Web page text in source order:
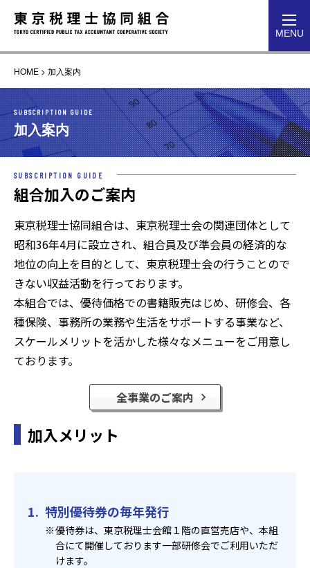
MENU
HOME > 加入案内
SUBSCRIPTION GUIDE
加入案内
SUBSCRIPTION GUIDE
組合加入のご案内
東京税理士協同組合は、東京税理士会の関連団体として
昭和36年4月に設立され、組合員及び準会員の経済的な
地位の向上を目的として、東京税理士会の行うことので
きない収益活動を行っております。
本組合では、優待価格での書籍販売はじめ、研修会、各
種保険、事務所の業務や生活をサポートする事業など、
スケールメリットを活かした様々なメニューをご用意し
ております。
全事業のご案内
加入メリット
特別優待券の毎年発行
優待券は、東京税理士会館１階の直営売店や、本組
合にて開催しております一部研修会でご利用いただ
けます。